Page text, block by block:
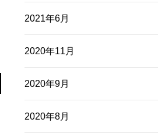
2021年6月
2020年11月
2020年9月
2020年8月